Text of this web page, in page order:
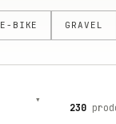
E-BIKE GRAVEL
▾
230